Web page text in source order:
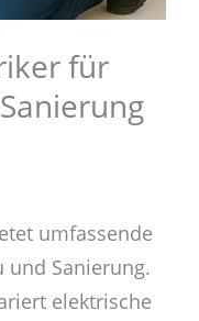
für
umfassende
und Sanierung.
elektrische